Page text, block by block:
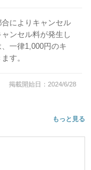
によりキャンセル
ンセル料が発生し
一律1,000円のキ
す。
掲載開始日：2024/6/28
もっと見る